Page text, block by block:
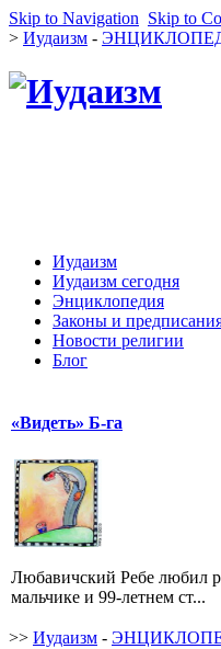
Skip to Navigation Skip to
> Иудаизм -
Иудаизм
Иудаизм сегодня
Энциклопедия
Законы и
Новости религии
Блог
«Видеть» Б-га
Любавичский Ребе любил
мальчике и 99-летнем ст...
>> Иудаизм -